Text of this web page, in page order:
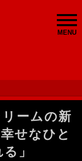
MENU
ームの新
せなひと
」